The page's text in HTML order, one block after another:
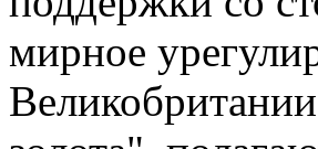
мирное